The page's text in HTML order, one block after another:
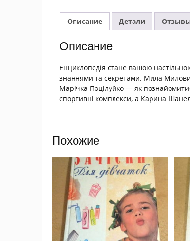
Описание Детали
Описание
Енциклопедія стане вашою
знаннями та секретами. Мила
Марічка Поцілуйко — як
спортивні комплекси, а Карина
Похожие